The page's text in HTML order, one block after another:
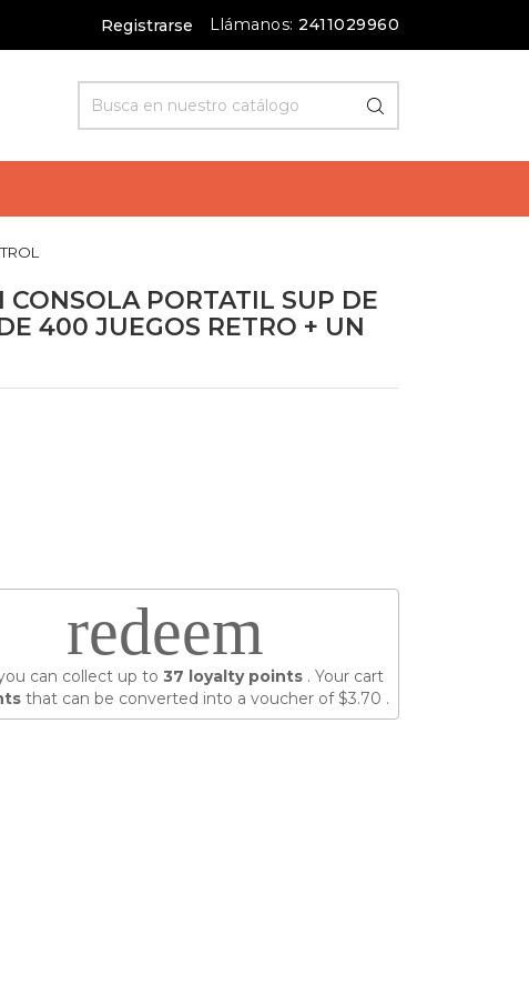
Registrarse Llámanos: 2411029960
CONSOLA PORTATIL SUP DE
400 JUEGOS RETRO + UN
redeem
can collect up to 37 loyalty points . Your cart
that can be converted into a voucher of$3.70 .